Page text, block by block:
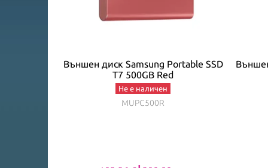
Външен диск Samsung Portable SSD
T7 500GB Red
Не е наличен
MUPC500R